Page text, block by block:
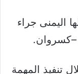
اليمنى جراء
تنفيذ المهمة